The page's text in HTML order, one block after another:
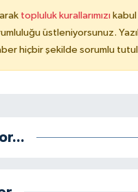
topluluk kurallarımızı
üstleniyorsunuz.
hiçbir şekilde sorumlu
Müftülüğü
Müftülüğü